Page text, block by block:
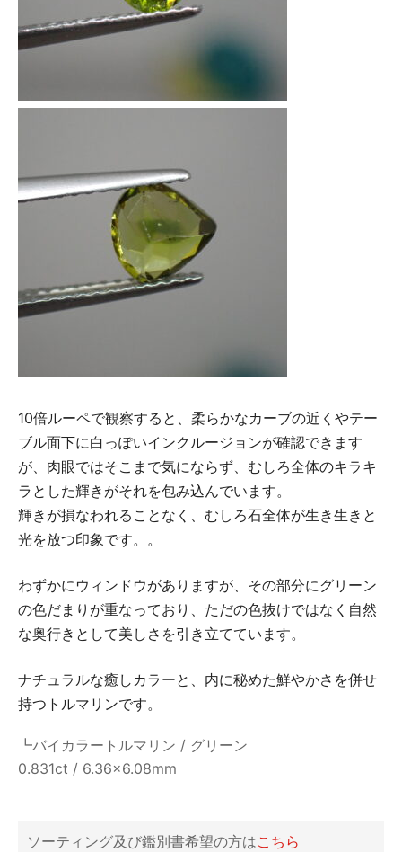
10倍ルーペで観察すると、柔らかなカーブの近くやテー
ブル面下に白っぽいインクルージョンが確認できます
が、肉眼ではそこまで気にならず、むしろ全体のキラキ
ラとした輝きがそれを包み込んでいます。
輝きが損なわれることなく、むしろ石全体が生き生きと
光を放つ印象です。。
わずかにウィンドウがありますが、その部分にグリーン
の色だまりが重なっており、ただの色抜けではなく自然
な奥行きとして美しさを引き立てています。
ナチュラルな癒しカラーと、内に秘めた鮮やかさを併せ
持つトルマリンです。
┗バイカラートルマリン / グリーン
0.831ct / 6.36x6.08mm
ソーティング及び鑑別書希望の方はこちら